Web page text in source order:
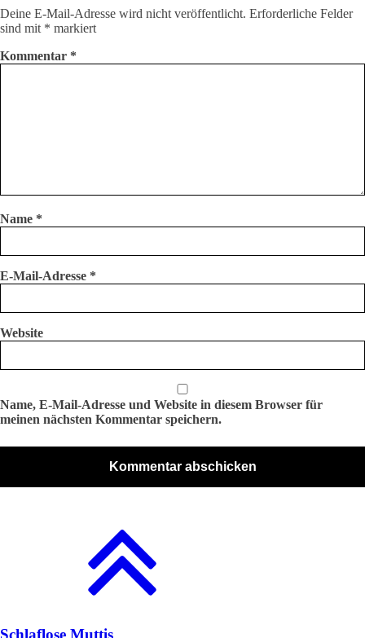
Deine E-Mail-Adresse wird nicht veröffentlicht. Erforderliche Felder
sind mit * markiert
Kommentar *
Name *
E-Mail-Adresse *
Website
Name, E-Mail-Adresse und Website in diesem Browser für
meinen nächsten Kommentar speichern.